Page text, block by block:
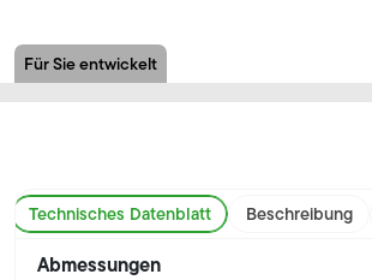
Für Sie entwickelt
Technisches Datenblatt Beschreibung
Abmessungen